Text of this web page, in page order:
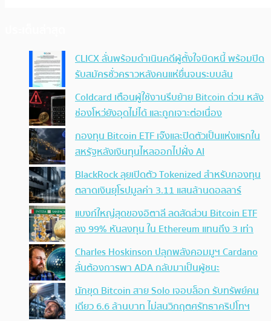
CLICX ลั่นพร้อมดำเนินคดีผู้ตั้งใจบิดหนี้ พร้อมปิด
รับสมัครชั่วคราวหลังคนแห่ยื่นจนระบบล้น
Coldcard เตือนผู้ใช้งานรีบย้าย Bitcoin ด่วน หลัง
ช่องโหว่ยังอุดไม่ได้ และถูกเจาะต่อเนื่อง
กองทุน Bitcoin ETF เจ๊งและปิดตัวเป็นแห่งแรกใน
สหรัฐหลังเงินทุนไหลออกไปฝั่ง AI
BlackRock ลุยเปิดตัว Tokenized สำหรับกองทุน
ตลาดเงินยุโรปมูลค่า 3.11 แสนล้านดอลลาร์
แบงก์ใหญ่สุดของอิตาลี ลดสัดส่วน Bitcoin ETF
ลง 99% หันลงทุน ใน Ethereum แทนถึง 3 เท่า
Charles Hoskinson ปลุกพลังคอมมูฯ Cardano
ลั่นต้องการพา ADA กลับมาเป็นผู้ชนะ
นักขุด Bitcoin สาย Solo เจอบล็อก รับทรัพย์คน
เดียว 6.6 ล้านบาท ไม่สนวิกฤตศรัทธาคริปโทฯ